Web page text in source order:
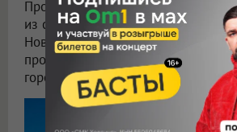
Проект Группы «Эталон»
из самых уютных и живописных
Новосибирской области. Удачное
проекта позволяет ему сочетать
городской среды и загородной